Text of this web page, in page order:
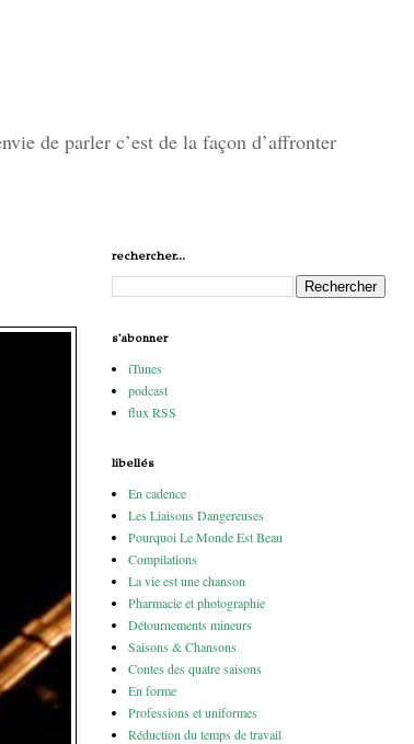
de parler c’est de la façon d’affronter
rechercher...
s'abonner
iTunes
podcast
flux RSS
libellés
En cadence
Les Liaisons Dangereuses
Pourquoi Le Monde Est Beau
Compilations
La vie est une chanson
Pharmacie et photographie
Détournements mineurs
Saisons & Chansons
Contes des quatre saisons
En forme
Professions et uniformes
Réduction du temps de travail